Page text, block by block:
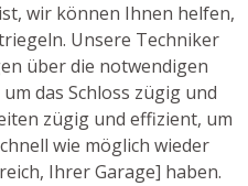
wir können Ihnen helfen,
Unsere Techniker
über die notwendigen
das Schloss zügig und
zügig und effizient, um
wie möglich wieder
Ihrer Garage] haben.